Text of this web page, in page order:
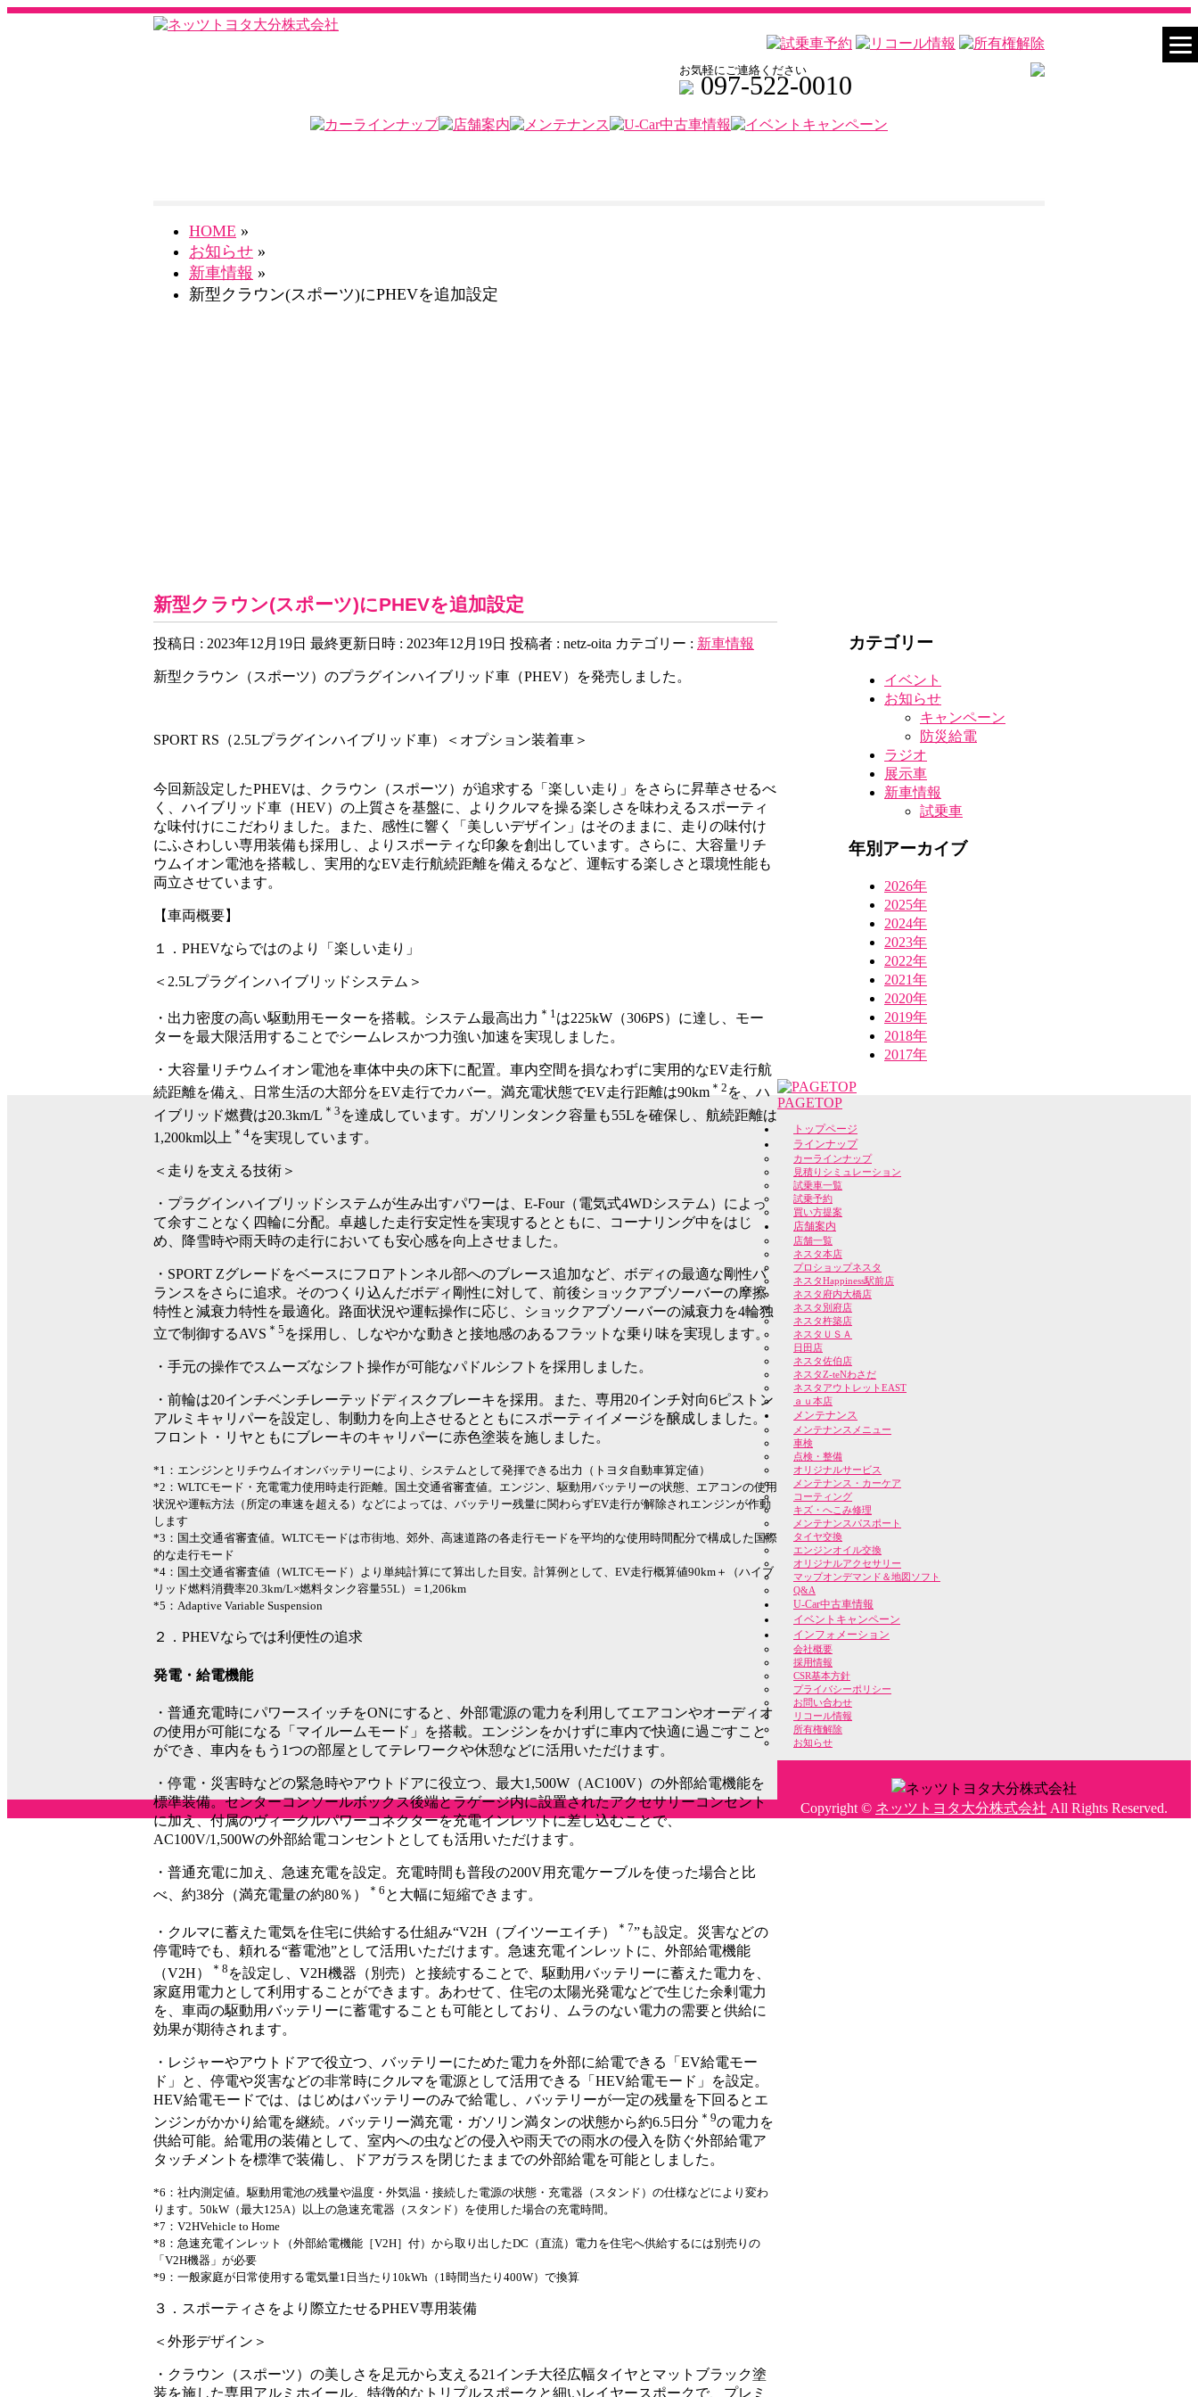
お気軽にご連絡ください
097-522-0010
HOME »
お知らせ »
新車情報 »
新型クラウン(スポーツ)にPHEVを追加設定
新型クラウン(スポーツ)にPHEVを追加設定
投稿日 : 2023年12月19日 最終更新日時 : 2023年12月19日 投稿者 : netz-oita カテゴリー : 新車情報
新型クラウン（スポーツ）のプラグインハイブリッド車（PHEV）を発売しました。
SPORT RS（2.5Lプラグインハイブリッド車）＜オプション装着車＞
今回新設定したPHEVは、クラウン（スポーツ）が追求する「楽しい走り」をさらに昇華させるべ
く、ハイブリッド車（HEV）の上質さを基盤に、よりクルマを操る楽しさを味わえるスポーティ
な味付けにこだわりました。また、感性に響く「美しいデザイン」はそのままに、走りの味付け
にふさわしい専用装備も採用し、よりスポーティな印象を創出しています。さらに、大容量リチ
ウムイオン電池を搭載し、実用的なEV走行航続距離を備えるなど、運転する楽しさと環境性能も
両立させています。
【車両概要】
１．PHEVならではのより 「楽しい走り」
＜2.5Lプラグインハイブリッドシステム＞
・出力密度の高い駆動用モーターを搭載。システム最高出力 ＊1 は225kW（306PS）に達し、モー
ターを最大限活用することでシームレスかつ力強い加速を実現しました。
・大容量リチウムイオン電池を車体中央の床下に配置。車内空間を損なわずに実用的なEV走行航
続距離を備え、日常生活の大部分をEV走行でカバー。満充電状態でEV走行距離は90km ＊2 を、ハ
イブリッド燃費は20.3km/L ＊3 を達成しています。ガソリンタンク容量も55Lを確保し、航続距離は
1,200km以上 ＊4を実現しています。
＜走りを支える技術＞
・プラグインハイブリッドシステムが生み出すパワーは、E-Four（電気式4WDシステム）によっ
て余すことなく四輪に分配。卓越した走行安定性を実現するとともに、コーナリング中をはじ
め、降雪時や雨天時の走行においても安心感を向上させました。
・SPORT Zグレードをベースにフロアトンネル部へのブレース追加など、ボディの最適な剛性バ
ランスをさらに追求。そのつくり込んだボディ剛性に対して、前後ショックアブソーバーの摩擦
特性と減衰力特性を最適化。路面状況や運転操作に応じ、ショックアブソーバーの減衰力を4輪独
立で制御するAVS ＊5 を採用し、しなやかな動きと接地感のあるフラットな乗り味を実現します。
・手元の操作でスムーズなシフト操作が可能なパドルシフトを採用しました。
・前輪は20インチベンチレーテッドディスクブレーキを採用。また、専用20インチ対向6ピストン
アルミキャリパーを設定し、制動力を向上させるとともにスポーティイメージを醸成しました。
フロント・リヤともにブレーキのキャリパーに赤色塗装を施しました。
*1：エンジンとリチウムイオンバッテリーにより、システムとして発揮できる出力（トヨタ自動車算定値）
*2：WLTCモード・充電電力使用時走行距離。国土交通省審査値。エンジン、駆動用バッテリーの状態、エアコンの使用
状況や運転方法（所定の車速を超える）などによっては、バッテリー残量に関わらずEV走行が解除されエンジンが作動
します
*3：国土交通省審査値。WLTCモードは市街地、郊外、高速道路の各走行モードを平均的な使用時間配分で構成した国際
的な走行モード
*4：国土交通省審査値（WLTCモード）より単純計算にて算出した目安。計算例として、EV走行概算値90km＋（ハイブ
リッド燃料消費率20.3km/L×燃料タンク容量55L）＝1,206km
*5：Adaptive Variable Suspension
２．PHEVならでは利便性の追求
発電・給電機能
・普通充電時にパワースイッチをONにすると、外部電源の電力を利用してエアコンやオーディオ
の使用が可能になる「マイルームモード」を搭載。エンジンをかけずに車内で快適に過ごすこと
ができ、車内をもう1つの部屋としてテレワークや休憩などに活用いただけます。
・停電・災害時などの緊急時やアウトドアに役立つ、最大1,500W（AC100V）の外部給電機能を
標準装備。センターコンソールボックス後端とラゲージ内に設置されたアクセサリーコンセント
に加え、付属のヴィークルパワーコネクターを充電インレットに差し込むことで、
AC100V/1,500Wの外部給電コンセントとしても活用いただけます。
・普通充電に加え、急速充電を設定。充電時間も普段の200V用充電ケーブルを使った場合と比
べ、約38分（満充電量の約80％）
＊6 と大幅に短縮できます。
・クルマに蓄えた電気を住宅に供給する仕組み“V2H（ブイツーエイチ） ＊7”も設定。災害などの
停電時でも、頼れる“蓄電池”として活用いただけます。急速充電インレットに、外部給電機能
（V2H）
＊8 を設定し、V2H機器（別売）と接続することで、駆動用バッテリーに蓄えた電力を、
家庭用電力として利用することができます。あわせて、住宅の太陽光発電などで生じた余剰電力
を、車両の駆動用バッテリーに蓄電することも可能としており、ムラのない電力の需要と供給に
効果が期待されます。
・レジャーやアウトドアで役立つ、バッテリーにためた電力を外部に給電できる「EV給電モー
ド」と、停電や災害などの非常時にクルマを電源として活用できる「HEV給電モード」を設定。
HEV給電モードでは、はじめはバッテリーのみで給電し、バッテリーが一定の残量を下回るとエ
ンジンがかかり給電を継続。バッテリー満充電・ガソリン満タンの状態から約6.5日分 ＊9の電力を
供給可能。給電用の装備として、室内への虫などの侵入や雨天での雨水の侵入を防ぐ外部給電ア
タッチメントを標準で装備し、ドアガラスを閉じたままでの外部給電を可能としました。
*6：社内測定値。駆動用電池の残量や温度・外気温・接続した電源の状態・充電器（スタンド）の仕様などにより変わ
ります。50kW（最大125A）以上の急速充電器（スタンド）を使用した場合の充電時間。
*7： V2HVehicle to Home
*8：急速充電インレット（外部給電機能［V2H］付）から取り出したDC（直流）電力を住宅へ供給するには別売りの
「V2H機器」が必要
*9： 一般家庭が日常使用する電気量1日当たり10kWh（1時間当たり400W）で換算
３．スポーティさをより際立たせるPHEV専用装備
＜外形デザイン＞
・クラウン（スポーツ）の美しさを足元から支える21インチ大径広幅タイヤとマットブラック塗
装を施した専用アルミホイール。特徴的なトリプルスポークと細いレイヤースポークで、プレミ
カテゴリー
イベント
お知らせ
キャンペーン
防災給電
ラジオ
展示車
新車情報
試乗車
年別アーカイブ
2026年
2025年
2024年
2023年
2022年
2021年
2020年
2019年
2018年
2017年
PAGETOP
トップページ
ラインナップ
カーラインナップ
見積りシミュレーション
試乗車一覧
試乗予約
買い方提案
店舗案内
店舗一覧
ネスタ本店
プロショップネスタ
ネスタHappiness駅前店
ネスタ府内大橋店
ネスタ別府店
ネスタ杵築店
ネスタＵＳＡ
日田店
ネスタ佐伯店
ネスタZ-teNわさだ
ネスタアウトレットEAST
ａｕ本店
メンテナンス
メンテナンスメニュー
車検
点検・整備
オリジナルサービス
メンテナンス・カーケア
コーティング
キズ・へこみ修理
メンテナンスパスポート
タイヤ交換
エンジンオイル交換
オリジナルアクセサリー
マップオンデマンド＆地図ソフト
Q&A
U-Car中古車情報
イベントキャンペーン
インフォメーション
会社概要
採用情報
CSR基本方針
プライバシーポリシー
お問い合わせ
リコール情報
所有権解除
お知らせ
Copyright © ネッツトヨタ大分株式会社 All Rights Reserved.